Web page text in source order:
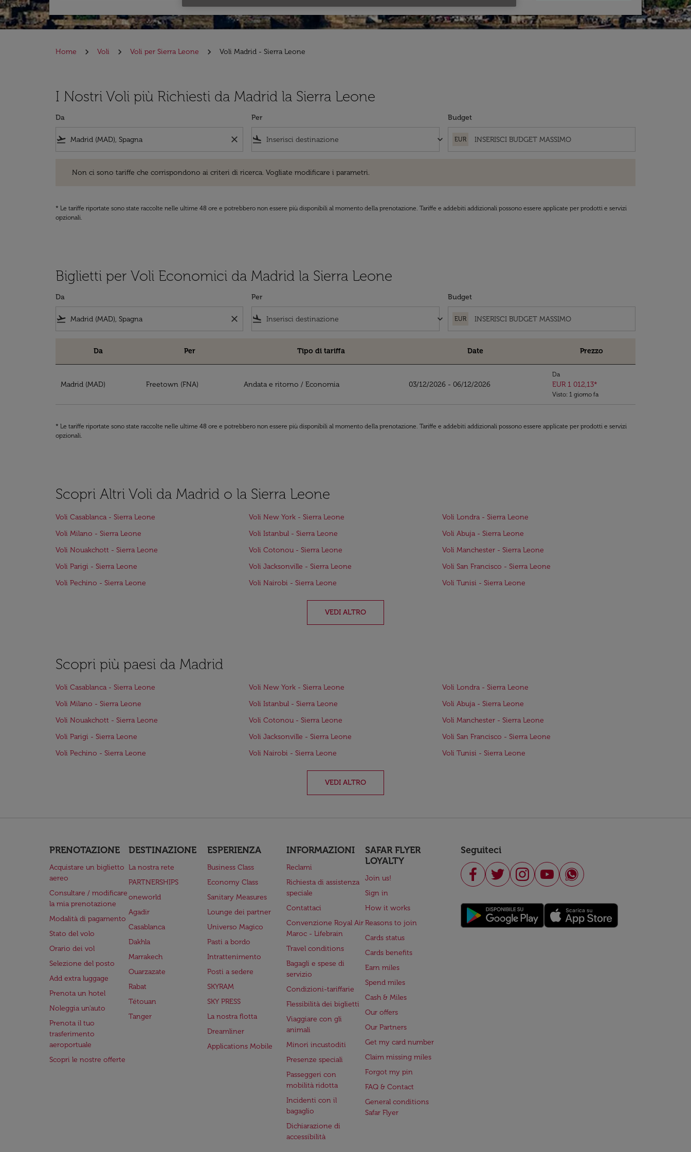
Home Voli Voli per Sierra Leone Voli Madrid - Sierra Leone
I Nostri Voli più Richiesti da Madrid la Sierra Leone
Da
flight_takeoff close
Per
flight_land keyboard_arrow_down
Budget
EUR
Non ci sono tariffe che corrispondono ai criteri di ricerca. Vogliate modificare i parametri.
* Le tariffe riportate sono state raccolte nelle ultime 48 ore e potrebbero non essere più disponibili al momento della prenotazione. Tariffe e addebiti addizionali possono essere applicate per prodotti e servizi
opzionali.
Biglietti per Voli Economici da Madrid la Sierra Leone
Da
flight_takeoff close
Per
flight_land keyboard_arrow_down
Budget
EUR
Da Per Tipo di tariffa Date Prezzo
Madrid (MAD) Freetown (FNA) Andata e ritorno / Economia 03/12/2026 - 06/12/2026
Da
EUR 1 012,13*
Visto: 1 giorno fa
* Le tariffe riportate sono state raccolte nelle ultime 48 ore e potrebbero non essere più disponibili al momento della prenotazione. Tariffe e addebiti addizionali possono essere applicate per prodotti e servizi
opzionali.
Scopri Altri Voli da Madrid o la Sierra Leone
Voli Casablanca - Sierra Leone Voli New York - Sierra Leone
Voli Londra - Sierra Leone
Voli Milano - Sierra Leone
Voli Istanbul - Sierra Leone
Voli Abuja - Sierra Leone
Voli Nouakchott - Sierra Leone
Voli Cotonou - Sierra Leone
Voli Manchester - Sierra Leone
Voli Parigi - Sierra Leone
Voli Jacksonville - Sierra Leone
Voli San Francisco - Sierra Leone
Voli Pechino - Sierra Leone
Voli Nairobi - Sierra Leone Voli Tunisi - Sierra Leone
VEDI ALTRO
Scopri più paesi da Madrid
Voli Casablanca - Sierra Leone Voli New York - Sierra Leone
Voli Londra - Sierra Leone
Voli Milano - Sierra Leone
Voli Istanbul - Sierra Leone
Voli Abuja - Sierra Leone
Voli Nouakchott - Sierra Leone
Voli Cotonou - Sierra Leone
Voli Manchester - Sierra Leone
Voli Parigi - Sierra Leone
Voli Jacksonville - Sierra Leone
Voli San Francisco - Sierra Leone
Voli Pechino - Sierra Leone
Voli Nairobi - Sierra Leone Voli Tunisi - Sierra Leone
VEDI ALTRO
PRENOTAZIONE
Acquistare un biglietto
aereo
Consultare / modificare
la mia prenotazione
Modalità di pagamento
Stato del volo
Orario dei vol
Selezione del posto
Add extra luggage
Prenota un hotel
Noleggia un'auto
Prenota il tuo
trasferimento
aeroportuale
Scopri le nostre offerte
DESTINAZIONE
La nostra rete
PARTNERSHIPS
oneworld
Agadir
Casablanca
Dakhla
Marrakech
Ouarzazate
Rabat
Tétouan
Tanger
ESPERIENZA
Business Class
Economy Class
Sanitary Measures
Lounge dei partner
Universo Magico
Pasti a bordo
Intrattenimento
Posti a sedere
SKYRAM
SKY PRESS
La nostra flotta
Dreamliner
Applications Mobile
INFORMAZIONI
Reclami
Richiesta di assistenza
speciale
Contattaci
Convenzione Royal Air
Maroc - Lifebrain
Travel conditions
Bagagli e spese di
servizio
Condizioni-tariffarie
Flessibilità dei biglietti
Viaggiare con gli
animali
Minori incustoditi
Presenze speciali
Passeggeri con
mobilità ridotta
Incidenti con il
bagaglio
Dichiarazione di
accessibilità
SAFAR FLYER
LOYALTY
Join us!
Sign in
How it works
Reasons to join
Cards status
Cards benefits
Earn miles
Spend miles
Cash & Miles
Our offers
Our Partners
Get my card number
Claim missing miles
Forgot my pin
FAQ & Contact
General conditions
Safar Flyer
Seguiteci